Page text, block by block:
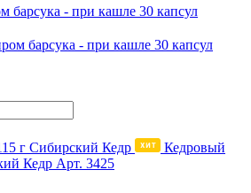
барсука - при кашле 30 капсул
Кедровый
Кедр Арт. 3425